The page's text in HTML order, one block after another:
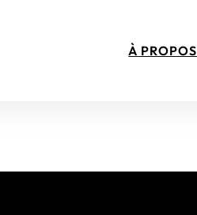
À PROPOS